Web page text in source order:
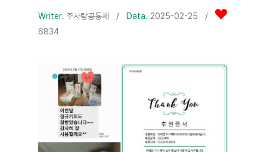
Writer. 주사랑공동체 / Data. 2025-02-25 /
6834